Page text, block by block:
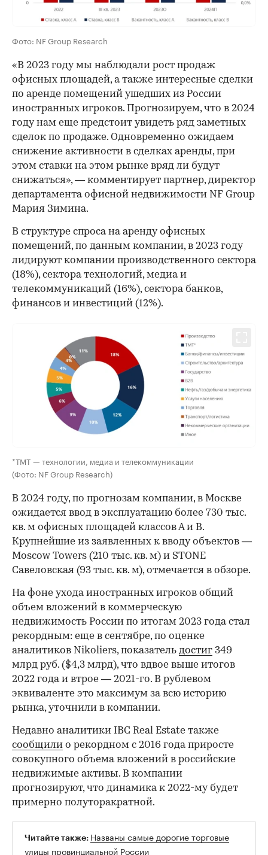
00:00 / 00:00
Фото: NF Group Research
«В 2023 году мы наблюдали рост продаж
офисных площадей, а также интересные сделки
по аренде помещений ушедших из России
иностранных игроков. Прогнозируем, что в 2024
году нам еще предстоит увидеть ряд заметных
сделок по продаже. Одновременно ожидаем
снижение активности в сделках аренды, при
этом ставки на этом рынке вряд ли будут
снижаться», — комментирует партнер, директор
департамента офисной недвижимости NF Group
Мария Зимина.
В структуре спроса на аренду офисных
помещений, по данным компании, в 2023 году
лидируют компании производственного сектора
(18%), сектора технологий, медиа и
телекоммуникаций (16%), сектора банков,
финансов и инвестиций (12%).
*ТМТ — технологии, медиа и телекоммуникации
(Фото: NF Group Research)
В 2024 году, по прогнозам компании, в Москве
ожидается ввод в эксплуатацию более 730 тыс.
кв. м офисных площадей классов А и В.
Крупнейшие из заявленных к вводу объектов —
Moscow Towers (210 тыс. кв. м) и STONE
Савеловская (93 тыс. кв. м), отмечается в обзоре.
На фоне ухода иностранных игроков общий
объем вложений в коммерческую
недвижимость России по итогам 2023 года стал
рекордным: еще в сентябре, по оценке
аналитиков Nikoliers, показатель достиг 349
млрд руб. ($4,3 млрд), что вдвое выше итогов
2022 года и втрое — 2021-го. В рублевом
эквиваленте это максимум за всю историю
рынка, уточнили в компании.
Недавно аналитики IBC Real Estate также
сообщили о рекордном с 2016 года приросте
совокупного объема вложений в российские
недвижимые активы. В компании
прогнозируют, что динамика к 2022-му будет
примерно полуторакратной.
Читайте также: Названы самые дорогие торговые
улицы провинциальной России